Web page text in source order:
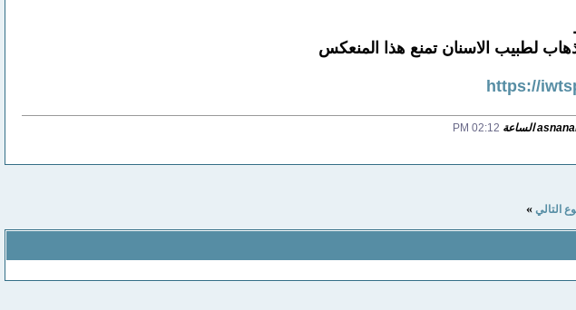
لطبيب الاسنان تمنع هذا المنعكس
https://
02:12 PM
التالي »